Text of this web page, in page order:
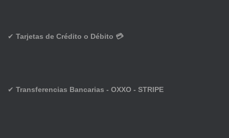
✔ Tarjetas de Crédito o Débito 💳
✔ Transferencias Bancarias - OXXO - STRIPE